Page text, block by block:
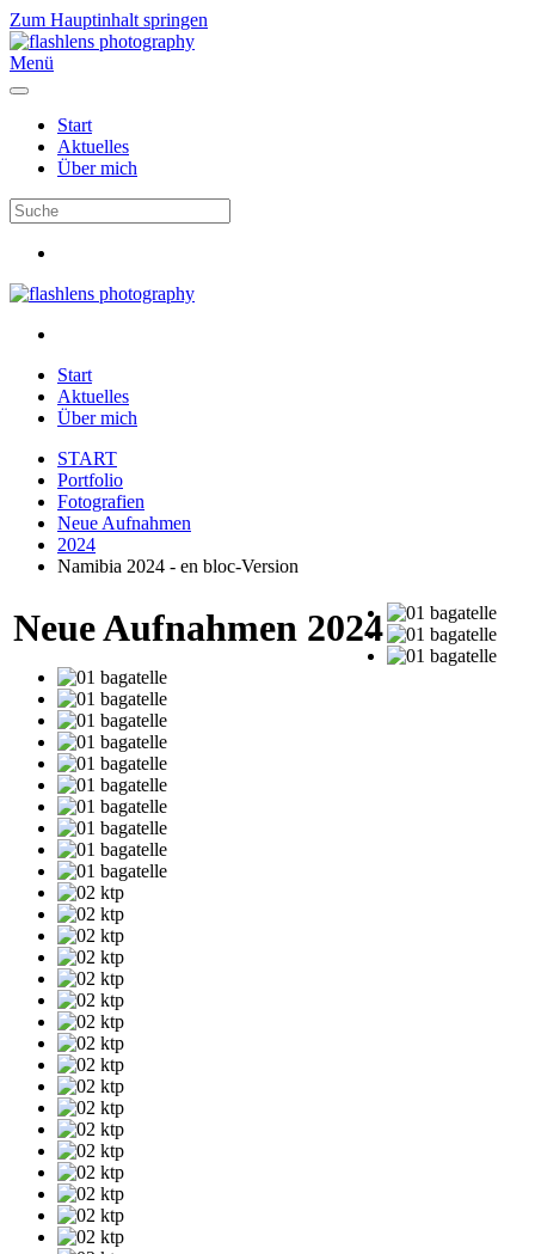
Zum Hauptinhalt springen
Menü
Start
Aktuelles
Über mich
Start
Aktuelles
Über mich
START
Portfolio
Fotografien
Neue Aufnahmen
2024
Namibia 2024 - en bloc-Version
Neue Aufnahmen 2024